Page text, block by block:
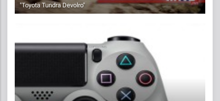
"Toyota Tundra Devolro"